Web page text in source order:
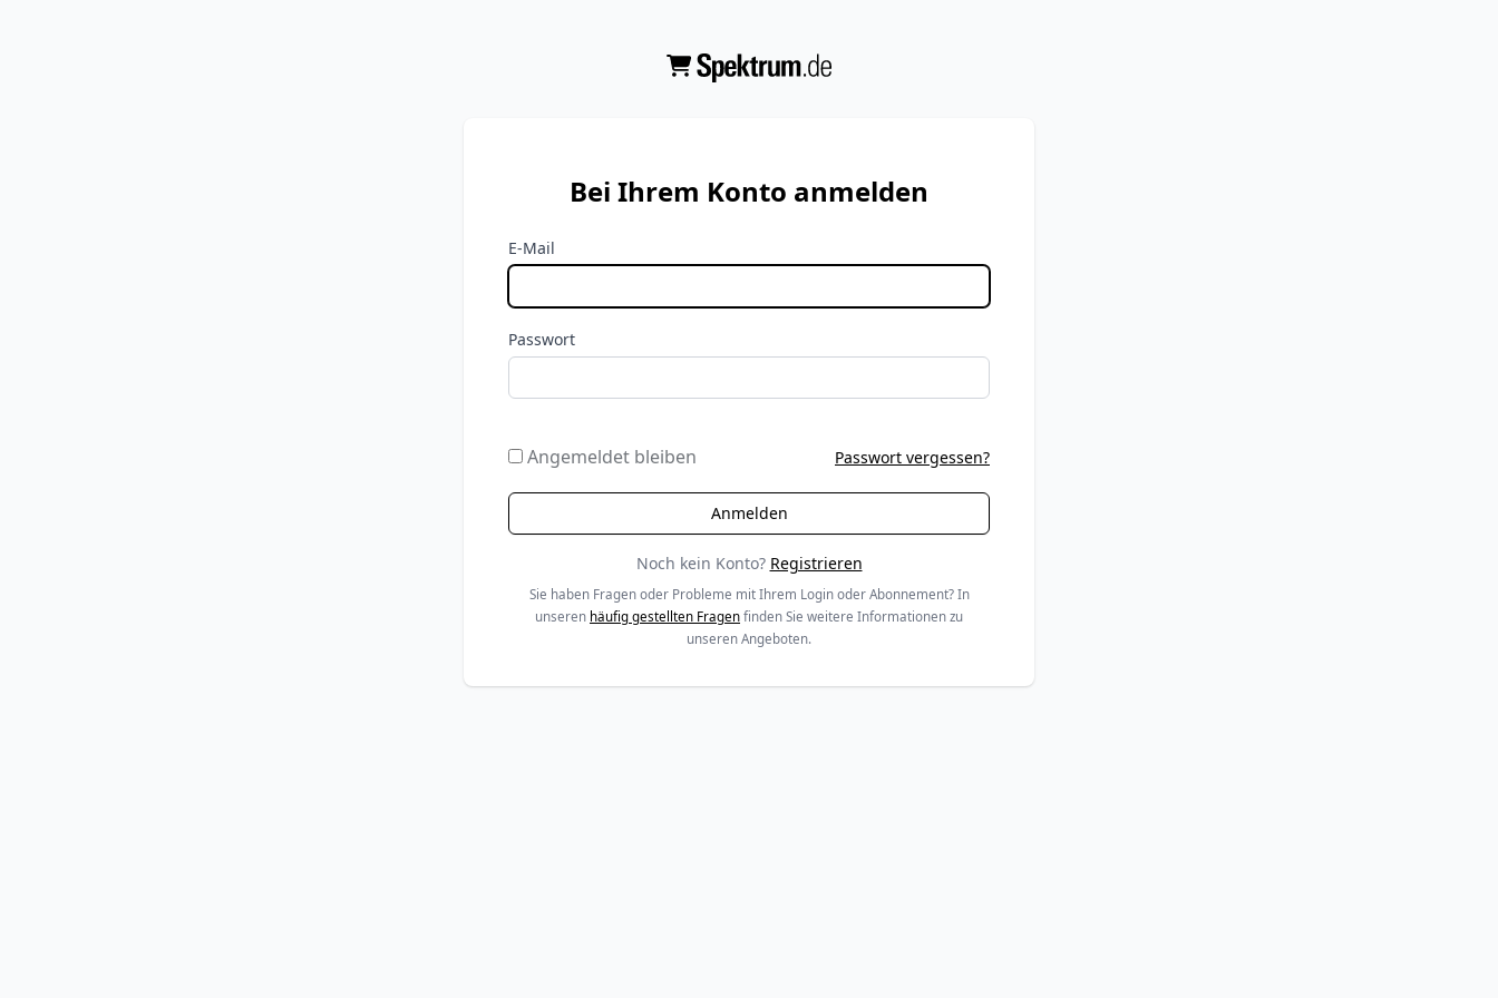
Bei Ihrem Konto anmelden
E-Mail
Passwort
Angemeldet bleiben Passwort vergessen?
Noch kein Konto? Registrieren
Sie haben Fragen oder Probleme mit Ihrem Login oder Abonnement? In
unseren häufig gestellten Fragen finden Sie weitere Informationen zu
unseren Angeboten.